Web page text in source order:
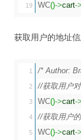
WC()->cart->
获取用户的地址信
1
2
3
4
5
/* Author:
//获取用户
WC()->cart->
//获取用户
WC()->cart->